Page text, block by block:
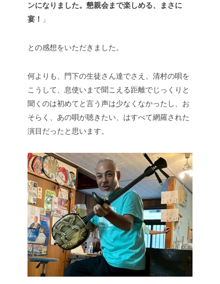
ンになりました。懇親会まで楽しめる、まさに
宴！
」
との感想をいただきました。
何よりも、門下の生徒さん達でさえ、清村の唄を
こうして、息使いまで聞こえる距離でじっくりと
聞くのは初めてと言う声は少なくなかったし、お
そらく、あの唄が聴きたい、はすべて網羅された
演目だったと思います。